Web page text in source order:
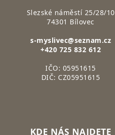
Slezské náměstí 25/28/10
74301 Bílovec
s-myslivec@seznam.cz
+420 725 832 612
IČO: 05951615
DIČ: CZ05951615
KDE NÁS NAJDETE